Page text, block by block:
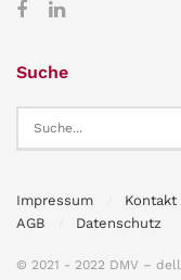
Suche
Impressum Kontakt
AGB
Datenschutz
© 2021 - 2022 DMV –